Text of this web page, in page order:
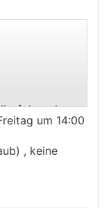
folgende
System:
dann
kommen
um 14:00
, keine